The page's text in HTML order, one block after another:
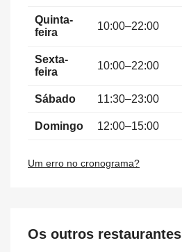
Quinta-
feira
10:00–22:00
Sexta-
feira
10:00–22:00
Sábado 11:30–23:00
Domingo 12:00–15:00
Um erro no cronograma?
Os outros restaurantes